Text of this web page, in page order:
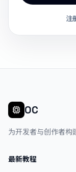
注
OC
为开发者与创作者构
最新教程